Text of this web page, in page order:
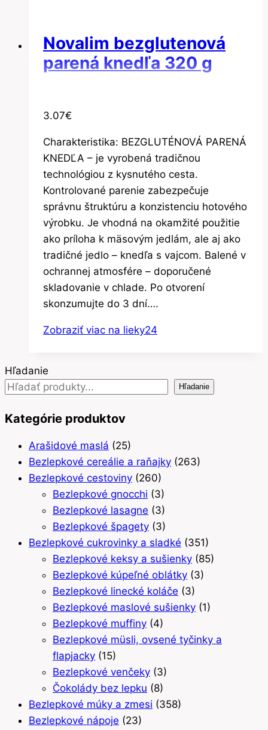
Novalim bezglutenová
parená knedľa 320 g
3.07€
Charakteristika: BEZGLUTÉNOVÁ PARENÁ
KNEDĽA – je vyrobená tradičnou
technológiou z kysnutého cesta.
Kontrolované parenie zabezpečuje
správnu štruktúru a konzistenciu hotového
výrobku. Je vhodná na okamžité použitie
ako príloha k mäsovým jedlám, ale aj ako
tradičné jedlo – knedľa s vajcom. Balené v
ochrannej atmosfére – doporučené
skladovanie v chlade. Po otvorení
skonzumujte do 3 dní….
Zobraziť viac na lieky24
Hľadanie
Hľadanie
Kategórie produktov
Arašidové maslá (25)
Bezlepkové cereálie a raňajky (263)
Bezlepkové cestoviny (260)
Bezlepkové gnocchi (3)
Bezlepkové lasagne (3)
Bezlepkové špagety (3)
Bezlepkové cukrovinky a sladké (351)
Bezlepkové keksy a sušienky (85)
Bezlepkové kúpeľné oblátky (3)
Bezlepkové linecké koláče (3)
Bezlepkové maslové sušienky (1)
Bezlepkové muffiny (4)
Bezlepkové müsli, ovsené tyčinky a
flapjacky (15)
Bezlepkové venčeky (3)
Čokolády bez lepku (8)
Bezlepkové múky a zmesi (358)
Bezlepkové nápoje (23)